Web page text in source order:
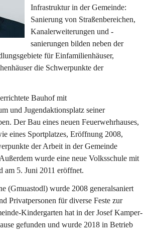
Infrastruktur in der Gemeinde:
Sanierung von Straßenbereichen,
Kanalerweiterungen und -
sanierungen bilden neben der
für Einfamilienhäuser,
die Schwerpunkte der
Bauhof mit
und Jugendaktionsplatz seiner
Der Bau eines neuen Feuerwehrhauses,
eines Sportplatzes, Eröffnung 2008,
der Arbeit in der Gemeinde
wurde eine neue Volksschule mit
am 5. Juni 2011 eröffnet.
(Gmuastodl) wurde 2008 generalsaniert
Privatpersonen für diverse Feste zur
Kindergarten hat in der Josef Kamper-
gefunden und wurde 2018 in Betrieb